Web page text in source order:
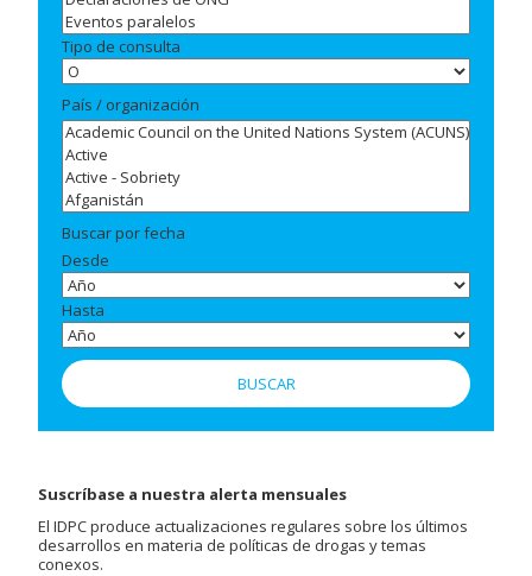
Tipo de consulta
País / organización
Buscar por fecha
Desde
Hasta
Suscríbase a nuestra alerta mensuales
El IDPC produce actualizaciones regulares sobre los últimos
desarrollos en materia de políticas de drogas y temas
conexos.